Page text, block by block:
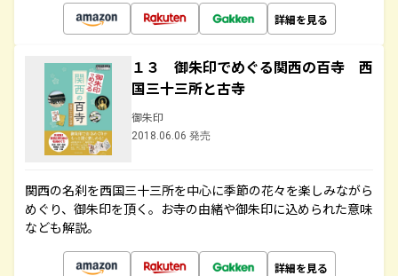
詳細を見る
１３ 御朱印でめぐる関西の百寺 西
国三十三所と古寺
御朱印
2018.06.06 発売
関西の名刹を西国三十三所を中心に季節の花々を楽しみながら
めぐり、御朱印を頂く。お寺の由緒や御朱印に込められた意味
なども解説。
詳細を見る